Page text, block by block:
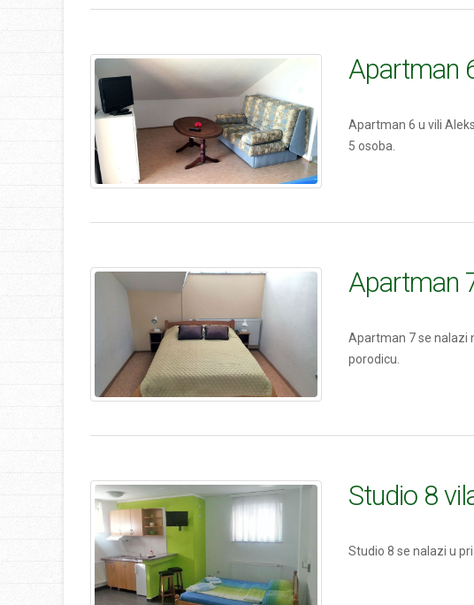
Apartman
Apartman 6 u vili
5 osoba.
Apartman
Apartman 7 se nalazi
porodicu.
Studio 8
Studio 8 se nalazi u